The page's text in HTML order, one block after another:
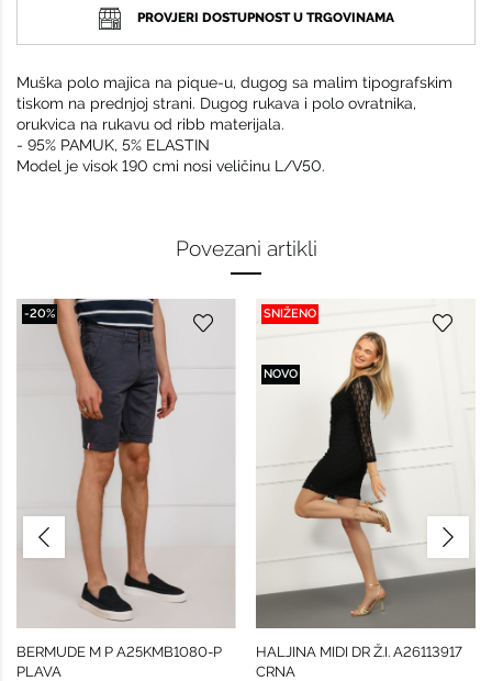
PROVJERI DOSTUPNOST U TRGOVINAMA
Muška polo majica na pique-u, dugog sa malim tipografskim
tiskom na prednjoj strani. Dugog rukava i polo ovratnika,
orukvica na rukavu od ribb materijala.
- 95% PAMUK, 5% ELASTIN
Model je visok 190 cmi nosi veličinu L/V50.
Povezani artikli
-20%
BERMUDE M P A25KMB1080-P
PLAVA
SNIŽENO
NOVO
HALJINA MIDI DR Ž.I. A26113917
CRNA